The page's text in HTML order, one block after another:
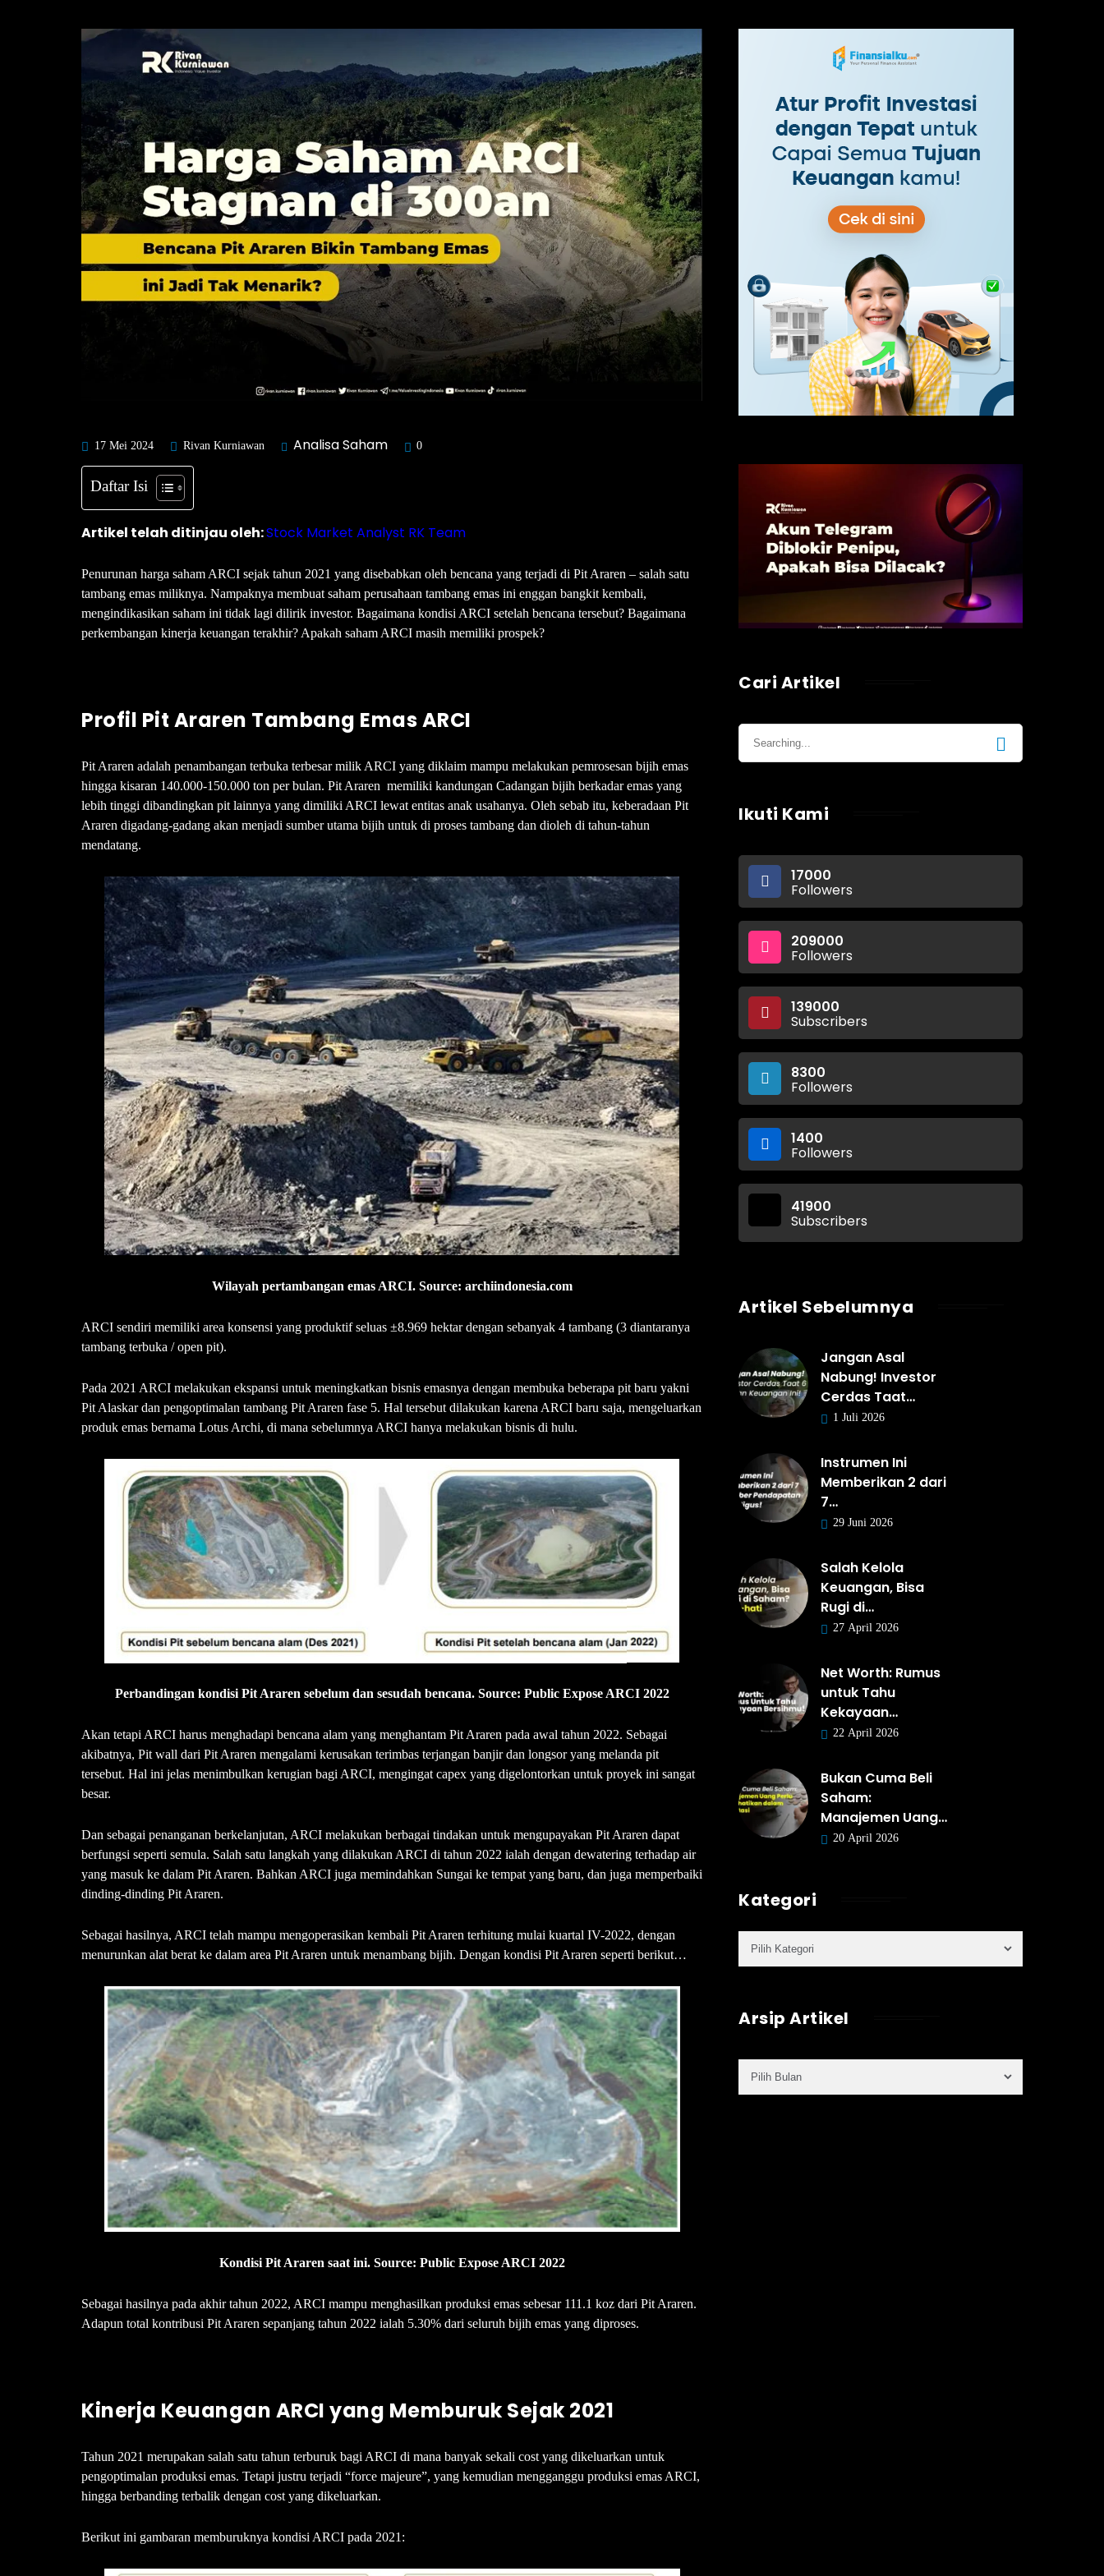
17 Mei 2024 Rivan Kurniawan Analisa Saham 0
Daftar Isi
Artikel telah ditinjau oleh:Stock Market Analyst RK Team
Penurunan harga saham ARCI sejak tahun 2021 yang disebabkan oleh bencana yang terjadi di Pit Araren – salah satu
tambang emas miliknya. Nampaknya membuat saham perusahaan tambang emas ini enggan bangkit kembali,
mengindikasikan saham ini tidak lagi dilirik investor. Bagaimana kondisi ARCI setelah bencana tersebut? Bagaimana
perkembangan kinerja keuangan terakhir? Apakah saham ARCI masih memiliki prospek?
Profil Pit Araren Tambang Emas ARCI
Pit Araren adalah penambangan terbuka terbesar milik ARCI yang diklaim mampu melakukan pemrosesan bijih emas
hingga kisaran 140.000-150.000 ton per bulan. Pit Araren memiliki kandungan Cadangan bijih berkadar emas yang
lebih tinggi dibandingkan pit lainnya yang dimiliki ARCI lewat entitas anak usahanya. Oleh sebab itu, keberadaan Pit
Araren digadang-gadang akan menjadi sumber utama bijih untuk di proses tambang dan dioleh di tahun-tahun
mendatang.
Wilayah pertambangan emas ARCI. Source: archiindonesia.com
ARCI sendiri memiliki area konsensi yang produktif seluas ±8.969 hektar dengan sebanyak 4 tambang (3 diantaranya
tambang terbuka / open pit).
Pada 2021 ARCI melakukan ekspansi untuk meningkatkan bisnis emasnya dengan membuka beberapa pit baru yakni
Pit Alaskar dan pengoptimalan tambang Pit Araren fase 5. Hal tersebut dilakukan karena ARCI baru saja, mengeluarkan
produk emas bernama Lotus Archi, di mana sebelumnya ARCI hanya melakukan bisnis di hulu.
Perbandingan kondisi Pit Araren sebelum dan sesudah bencana. Source: Public Expose ARCI 2022
Akan tetapi ARCI harus menghadapi bencana alam yang menghantam Pit Araren pada awal tahun 2022. Sebagai
akibatnya, Pit wall dari Pit Araren mengalami kerusakan terimbas terjangan banjir dan longsor yang melanda pit
tersebut. Hal ini jelas menimbulkan kerugian bagi ARCI, mengingat capex yang digelontorkan untuk proyek ini sangat
besar.
Dan sebagai penanganan berkelanjutan, ARCI melakukan berbagai tindakan untuk mengupayakan Pit Araren dapat
berfungsi seperti semula. Salah satu langkah yang dilakukan ARCI di tahun 2022 ialah dengan dewatering terhadap air
yang masuk ke dalam Pit Araren. Bahkan ARCI juga memindahkan Sungai ke tempat yang baru, dan juga memperbaiki
dinding-dinding Pit Araren.
Sebagai hasilnya, ARCI telah mampu mengoperasikan kembali Pit Araren terhitung mulai kuartal IV-2022, dengan
menurunkan alat berat ke dalam area Pit Araren untuk menambang bijih. Dengan kondisi Pit Araren seperti berikut…
Kondisi Pit Araren saat ini. Source: Public Expose ARCI 2022
Sebagai hasilnya pada akhir tahun 2022, ARCI mampu menghasilkan produksi emas sebesar 111.1 koz dari Pit Araren.
Adapun total kontribusi Pit Araren sepanjang tahun 2022 ialah 5.30% dari seluruh bijih emas yang diproses.
Kinerja Keuangan ARCI yang Memburuk Sejak 2021
Tahun 2021 merupakan salah satu tahun terburuk bagi ARCI di mana banyak sekali cost yang dikeluarkan untuk
pengoptimalan produksi emas. Tetapi justru terjadi “force majeure”, yang kemudian mengganggu produksi emas ARCI,
hingga berbanding terbalik dengan cost yang dikeluarkan.
Berikut ini gambaran memburuknya kondisi ARCI pada 2021:
Cari Artikel
Ikuti Kami
17000
Followers
209000
Followers
139000
Subscribers
8300
Followers
1400
Followers
41900
Subscribers
Artikel Sebelumnya
Jangan Asal
Nabung! Investor
Cerdas Taat…
1 Juli 2026
Instrumen Ini
Memberikan 2 dari
7…
29 Juni 2026
Salah Kelola
Keuangan, Bisa
Rugi di…
27 April 2026
Net Worth: Rumus
untuk Tahu
Kekayaan…
22 April 2026
Bukan Cuma Beli
Saham:
Manajemen Uang…
20 April 2026
Kategori
Arsip Artikel